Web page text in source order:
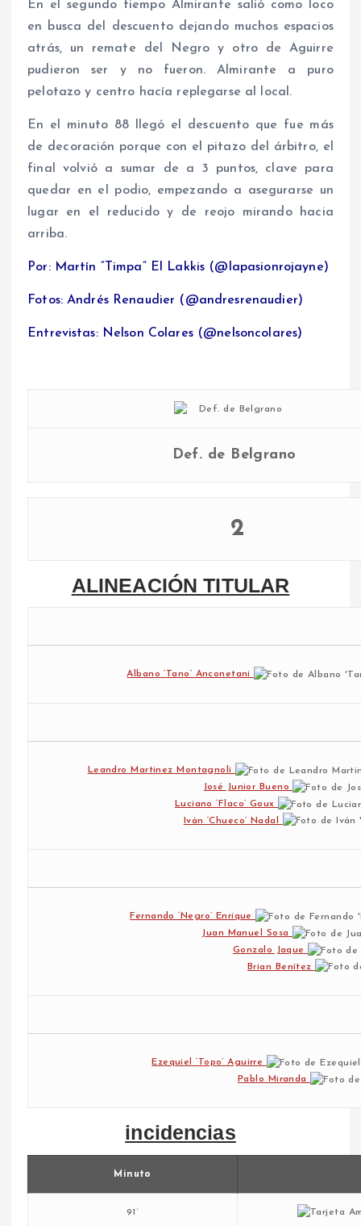
En el segundo tiempo Almirante salió como loco
en busca del descuento dejando muchos espacios
atrás, un remate del Negro y otro de Aguirre
pudieron ser y no fueron. Almirante a puro
pelotazo y centro hacía replegarse al local.
En el minuto 88 llegó el descuento que fue más
de decoración porque con el pitazo del árbitro, el
final volvió a sumar de a 3 puntos, clave para
quedar en el podio, empezando a asegurarse un
lugar en el reducido y de reojo mirando hacia
arriba.
Por: Martín “Timpa” El Lakkis (@lapasionrojayne)
Fotos: Andrés Renaudier (@andresrenaudier)
Entrevistas: Nelson Colares (@nelsoncolares)
Def. de Belgrano
2
ALINEACIÓN TITULAR
Albano ‘Tano’ Anconetani
Leandro Martinez Montagnoli
José Junior Bueno
Luciano ‘Flaco’ Goux
Iván ‘Chueco’ Nadal
Fernando ‘Negro’ Enrique
Juan Manuel Sosa
Gonzalo Jaque
Brian Benítez
Ezequiel ‘Topo’ Aguirre
Pablo Miranda
incidencias
Minuto
91´